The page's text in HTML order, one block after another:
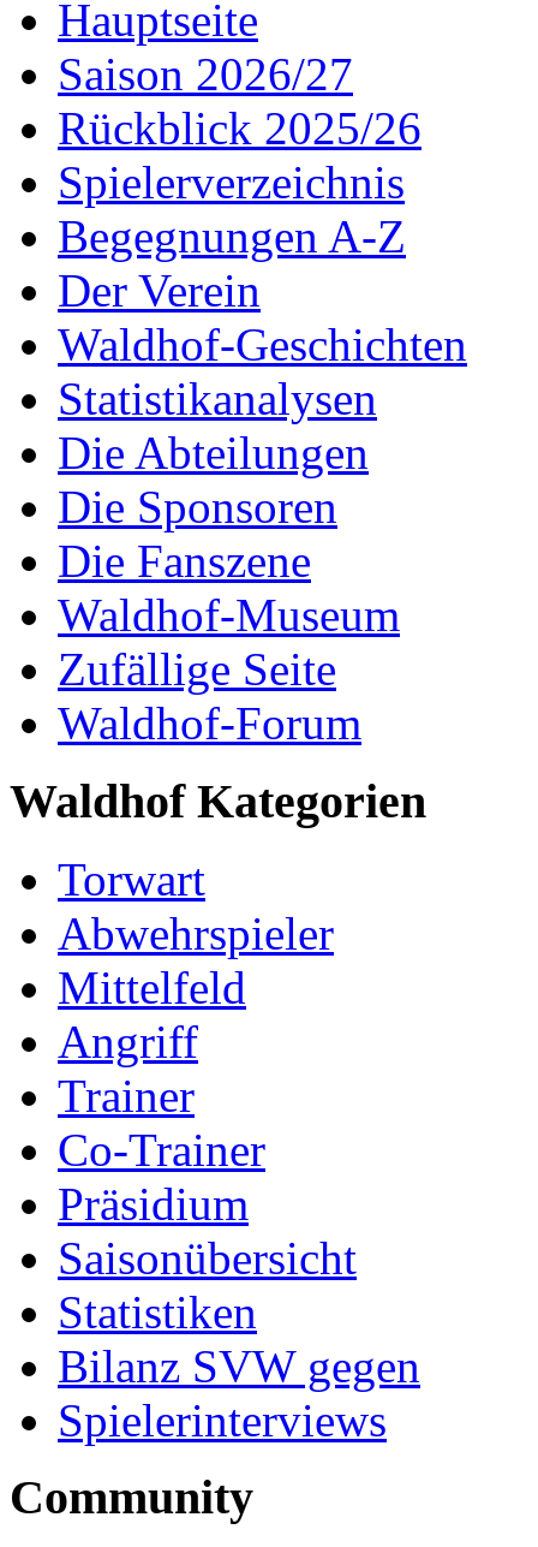
Hauptseite
Saison 2026/27
Rückblick 2025/26
Spielerverzeichnis
Begegnungen A-Z
Der Verein
Waldhof-Geschichten
Statistikanalysen
Die Abteilungen
Die Sponsoren
Die Fanszene
Waldhof-Museum
Zufällige Seite
Waldhof-Forum
Waldhof Kategorien
Torwart
Abwehrspieler
Mittelfeld
Angriff
Trainer
Co-Trainer
Präsidium
Saisonübersicht
Statistiken
Bilanz SVW gegen
Spielerinterviews
Community